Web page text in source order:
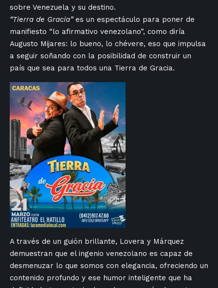
sobre Venezuela y su destino.
“Tierra de Gracia”es un espectáculo para poner de
manifiesto “lo afirmativo venezolano”, como diría
Augusto Mijares: lo bueno, lo chévere, eso que impulsa
a seguir soñando con la posibilidad de construir un
país que sea para todos una Tierra de Gracia.
A través de un guión brillante, Lovera y Márquez
demuestran que el ingenio venezolano es capaz de
desmenuzar lo que somos con elegancia, ofreciendo un
contenido profundo y ese humor inteligente que ha